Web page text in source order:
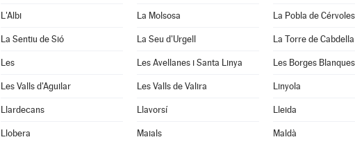
L'Albi La Molsosa La Pobla de Cérvoles
La Sentiu de Sió La Seu d'Urgell La Torre de Cabdella
Les Les Avellanes i Santa Linya Les Borges Blanques
Les Valls d'Aguilar Les Valls de Valira Linyola
Llardecans Llavorsí Lleida
Llobera Maials Maldà